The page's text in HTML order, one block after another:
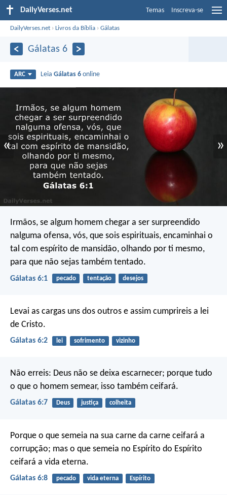
DailyVerses.net Temas Inscreva-se
DailyVerses.net ›Livros da Bíblia ›Gálatas
Gálatas 6
ARC LeiaGálatas 6 online
« »
Irmãos, se algum homem chegar a ser surpreendido
nalguma ofensa, vós, que sois espirituais, encaminhai o
tal com espírito de mansidão, olhando por ti mesmo,
para que não sejas também tentado.
Gálatas 6:1 pecado tentação desejos
Levai as cargas uns dos outros e assim cumprireis a lei
de Cristo.
Gálatas 6:2 lei sofrimento vizinho
Não erreis: Deus não se deixa escarnecer; porque tudo
o que o homem semear, isso também ceifará.
Gálatas 6:7 Deus justiça colheita
Porque o que semeia na sua carne da carne ceifará a
corrupção; mas o que semeia no Espírito do Espírito
ceifará a vida eterna.
Gálatas 6:8 pecado vida eterna Espírito